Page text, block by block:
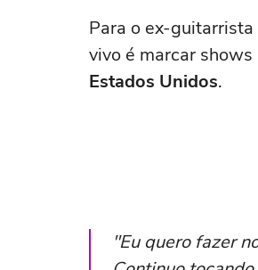
Para o ex-guitarrista
vivo é marcar
Estados Unidos.
"Eu quero fazer